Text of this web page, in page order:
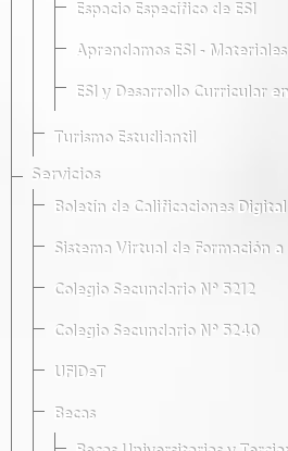
Espacio Específico de ESI
Aprendamos ESI -
ESI y Desarrollo Curricular
Turismo Estudiantil
Servicios
Boletín de Calificaciones Digital
Sistema Virtual de Formación a
Colegio Secundario Nº 5212
Colegio Secundario Nº 5240
UFIDeT
Becas